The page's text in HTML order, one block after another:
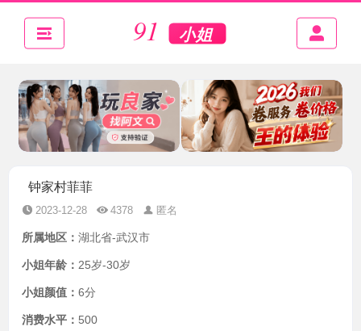
钟家村菲菲
2023-12-28 4378 匿名
所属地区： 湖北省-武汉市
小姐年龄： 25岁-30岁
小姐颜值： 6分
消费水平： 500